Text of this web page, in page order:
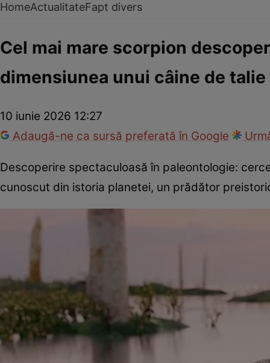
HomeActualitateFapt divers
Cel mai mare scorpion
dimensiunea unui câine de
10 iunie 2026 12:27
Adaugă-ne ca sursă preferată în Google
Descoperire spectaculoasă în paleontologie:
cunoscut din istoria planetei, un prădător